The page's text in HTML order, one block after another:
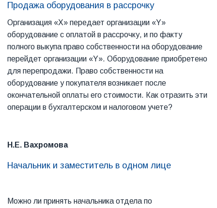
Продажа оборудования в рассрочку
Организация «Х» передает организации «Y»
оборудование с оплатой в рассрочку, и по факту
полного выкупа право собственности на оборудование
перейдет организации «Y». Оборудование приобретено
для перепродажи. Право собственности на
оборудование у покупателя возникает после
окончательной оплаты его стоимости. Как отразить эти
операции в бухгалтерском и налоговом учете?
Н.Е. Вахромова
Начальник и заместитель в одном лице
Можно ли принять начальника отдела по